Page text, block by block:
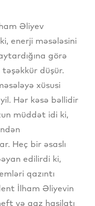
Əliyev
enerji məsələsini
görə
düşür.
xüsusi
Hər kəsə bəllidir
müddət idi ki,
Heç bir əsaslı
edilirdi ki,
qazıntı
İlham Əliyevin
və qaz hasilatı